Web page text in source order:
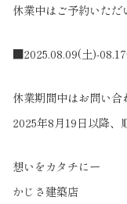
休業中はご予約いただ
■2025.08.09(土)-
休業期間中はお問い合
2025年8月19日以降、
想いをカタチにー
かじさ建築店